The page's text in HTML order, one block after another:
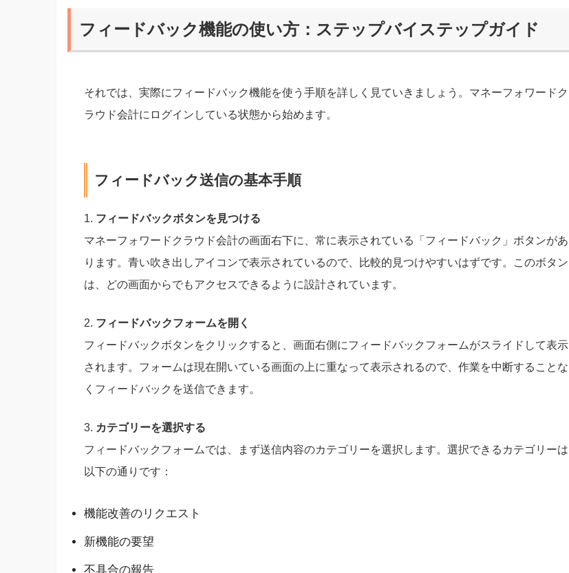
フィードバック機能の使い方：ステップバイステップガイド
それでは、実際にフィードバック機能を使う手順を詳しく見ていきましょう。マネーフォワードク
ラウド会計にログインしている状態から始めます。
フィードバック送信の基本手順
1. フィードバックボタンを見つける
マネーフォワードクラウド会計の画面右下に、常に表示されている「フィードバック」ボタンがあ
ります。青い吹き出しアイコンで表示されているので、比較的見つけやすいはずです。このボタン
は、どの画面からでもアクセスできるように設計されています。
2. フィードバックフォームを開く
フィードバックボタンをクリックすると、画面右側にフィードバックフォームがスライドして表示
されます。フォームは現在開いている画面の上に重なって表示されるので、作業を中断することな
くフィードバックを送信できます。
3. カテゴリーを選択する
フィードバックフォームでは、まず送信内容のカテゴリーを選択します。選択できるカテゴリーは
以下の通りです：
機能改善のリクエスト
新機能の要望
不具合の報告